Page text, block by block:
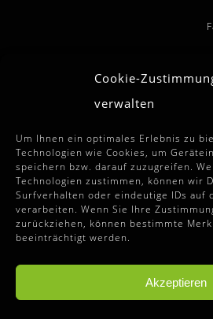
Cookie-
verwalten
Um Ihnen ein optimales Erlebnis zu
Technologien wie Cookies, um
speichern bzw. darauf zuzugreifen.
Technologien zustimmen, können wir
Surfverhalten oder eindeutige IDs auf
verarbeiten. Wenn Sie Ihre
zurückziehen, können bestimmte
beeinträchtigt werden.
Akzeptieren
FURTHER
Terms and Conditions
Disclaimer
Imprint